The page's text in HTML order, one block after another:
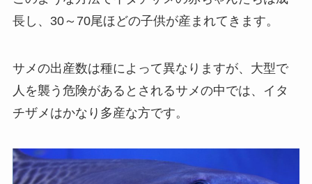
長し、30～70尾ほどの子供が産まれてきます。
サメの出産数は種によって異なりますが、大型で
人を襲う危険があるとされるサメの中では、イタ
チザメはかなり多産な方です。